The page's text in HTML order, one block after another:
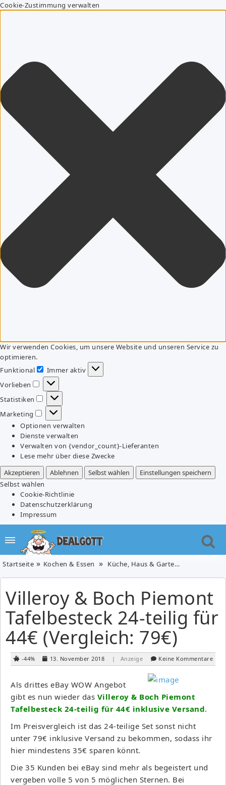
Cookie-Zustimmung verwalten
Wir verwenden Cookies, um unsere Website und unseren Service zu
optimieren.
Funktional
Funktional
Immer aktiv
Vorlieben
Vorlieben
Statistiken
Statistiken
Marketing
Marketing
Optionen verwalten
Dienste verwalten
Verwalten von {vendor_count}-Lieferanten
Lese mehr über diese Zwecke
Akzeptieren
Ablehnen Selbst wählen
Einstellungen speichern
Selbst wählen
Cookie-Richtlinie
Datenschutzerklärung
Impressum
Startseite Kochen & Essen Küche, Haus & Garten
Villeroy & Boch Piemont
Tafelbesteck 24-teilig für
44€ (Vergleich: 79€)
-44% 13. November 2018 | Anzeige Keine Kommentare
Als drittes eBay WOW Angebot
gibt es nun wieder das Villeroy & Boch Piemont
Tafelbesteck 24-teilig für 44€ inklusive Versand.
Im Preisvergleich ist das 24-teilige Set sonst nicht
unter 79€ inklusive Versand zu bekommen, sodass ihr
hier mindestens 35€ sparen könnt.
Die 35 Kunden bei eBay sind mehr als begeistert und
vergeben volle 5 von 5 möglichen Sternen. Bei